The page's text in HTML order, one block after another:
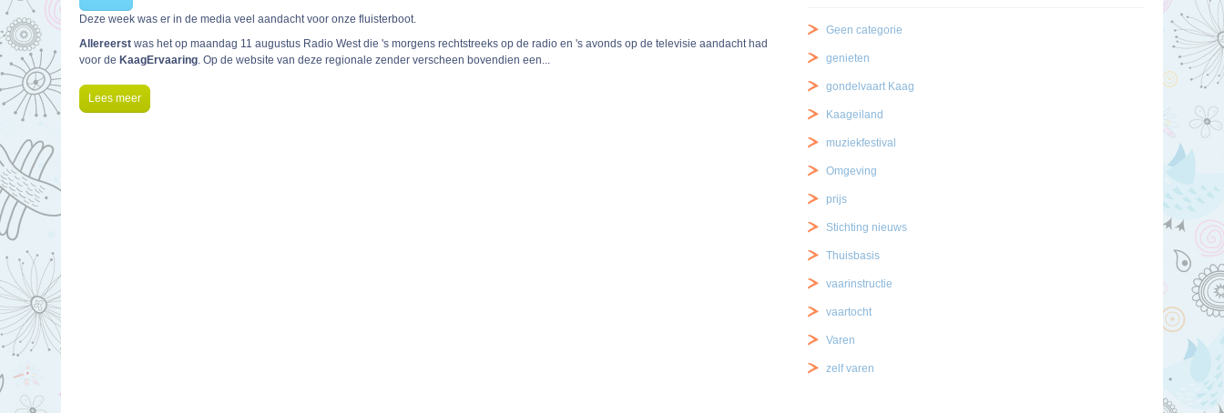
Deze week was er in de media veel aandacht voor onze fluisterboot.
Allereerst was het op maandag 11 augustus Radio West die 's morgens rechtstreeks op de radio en 's avonds op de televisie aandacht had
voor de KaagErvaaring. Op de website van deze regionale zender verscheen bovendien een...
Lees meer
Geen categorie
genieten
gondelvaart Kaag
Kaageiland
muziekfestival
Omgeving
prijs
Stichting nieuws
Thuisbasis
vaarinstructie
vaartocht
Varen
zelf varen